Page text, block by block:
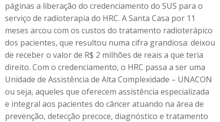
páginas a liberação do credenciamento do SUS para o
serviço de radioterapia do HRC. A Santa Casa por 11
meses arcou com os custos do tratamento radioterápico
dos pacientes, que resultou numa cifra grandiosa: deixou
de receber o valor de R$ 2 milhões de reais a que teria
direito. Com o credenciamento, o HRC passa a ser uma
Unidade de Assistência de Alta Complexidade – UNACON
ou seja, aqueles que oferecem assistência especializada
e integral aos pacientes do câncer atuando na área de
prevenção, detecção precoce, diagnóstico e tratamento